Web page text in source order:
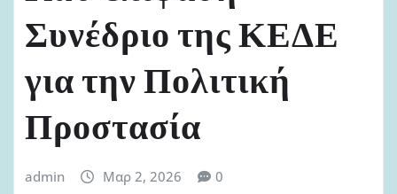
Συνέδριο της ΚΕΔΕ
για την Πολιτική
Προστασία
admin Μαρ 2, 2026 0